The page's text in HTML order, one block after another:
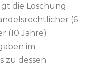
die Löschung
(6
(10 Jahre)
im
zu dessen